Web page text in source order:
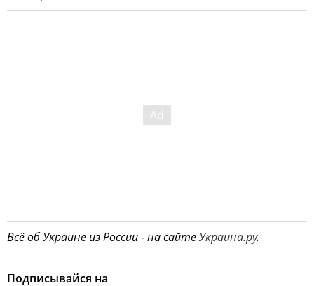
Всё об Украине из России - на сайтеУкраина.ру.
Подписывайся на